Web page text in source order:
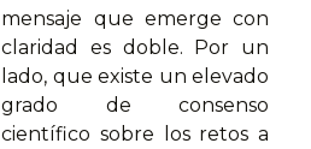
mensaje que emerge con
claridad es doble. Por un
lado, que existe un elevado
grado de consenso
científico sobre los retos a